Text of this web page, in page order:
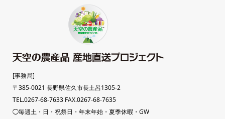
[事務局]
〒385-0021 長野県佐久市長土呂1305-2
TEL.0267-68-7633 FAX.0267-68-7635
◯毎週土・日・祝祭日・年末年始・夏季休暇・GW